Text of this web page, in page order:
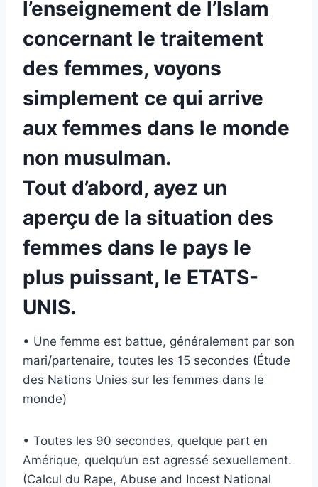
l’enseignement de l’Islam
concernant le traitement
des femmes, voyons
simplement ce qui arrive
aux femmes dans le monde
non musulman.
Tout d’abord, ayez un
aperçu de la situation des
femmes dans le pays le
plus puissant, le ETATS-
UNIS.
• Une femme est battue, généralement par son
mari/partenaire, toutes les 15 secondes (Étude
des Nations Unies sur les femmes dans le
monde)
• Toutes les 90 secondes, quelque part en
Amérique, quelqu’un est agressé sexuellement.
(Calcul du Rape, Abuse and Incest National